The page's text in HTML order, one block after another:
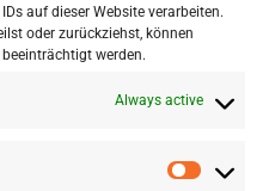
auf dieser Website verarbeiten.
oder zurückziehst, können
werden.
Always active